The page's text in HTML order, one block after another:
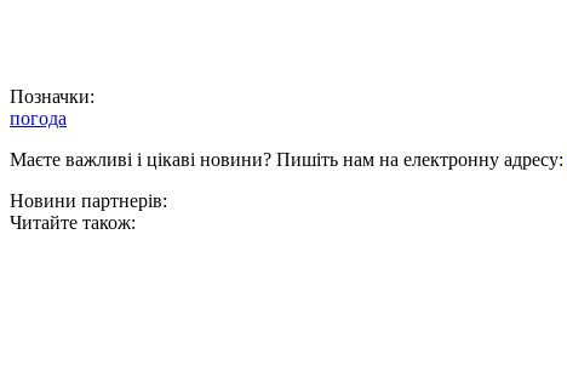
Позначки:
погода
Маєте важливі і цікаві новини? Пишіть нам на електронну адресу:
Новини партнерів:
Читайте також: